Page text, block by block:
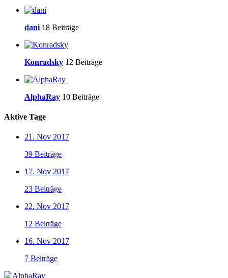
dani 18 Beiträge
Konradsky 12 Beiträge
AlphaRay 10 Beiträge
Aktive Tage
21. Nov 2017
39 Beiträge
17. Nov 2017
23 Beiträge
22. Nov 2017
12 Beiträge
16. Nov 2017
7 Beiträge